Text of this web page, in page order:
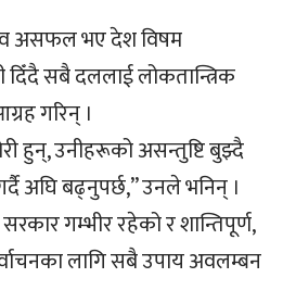
असफल भए देश विषम
दिँदै सबै दललाई लोकतान्त्रिक
गरिन् ।
हुन्, उनीहरूको असन्तुष्टि बुझ्दै
अघि बढ्नुपर्छ,” उनले भनिन् ।
गम्भीर रहेको र शान्तिपूर्ण,
लागि सबै उपाय अवलम्बन